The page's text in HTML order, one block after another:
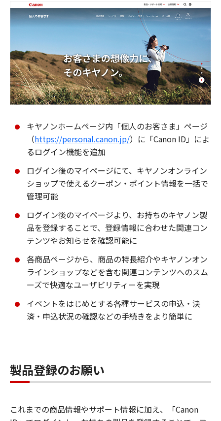
キヤノンホームページ内「個人のお客さま」ページ
（https://personal.canon.jp/）に「Canon ID」によ
るログイン機能を追加
ログイン後のマイページにて、キヤノンオンライン
ショップで使えるクーポン・ポイント情報を一括で
管理可能
ログイン後のマイページより、お持ちのキヤノン製
品を登録することで、登録情報に合わせた関連コン
テンツやお知らせを確認可能に
各商品ページから、商品の特長紹介やキヤノンオン
ラインショップなどを含む関連コンテンツへのスム
ーズで快適なユーザビリティーを実現
イベントをはじめとする各種サービスの申込・決
済・申込状況の確認などの手続きをより簡単に
製品登録のお願い
これまでの商品情報やサポート情報に加え、「Canon